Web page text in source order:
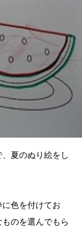
夏のぬり絵をし
色を付けてお
のを選んでもら